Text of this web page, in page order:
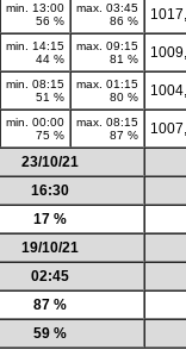
min. 13:00
56 %
max. 03:45
86 %
min. 14:15
44 %
max. 09:15
81 %
min. 08:15
51 %
max. 01:15
80 %
min. 00:00
75 %
max. 08:15
87 %
23/10/21
16:30
17 %
19/10/21
02:45
87 %
59 %